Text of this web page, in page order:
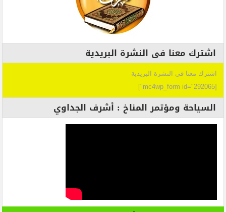
اشترك معنا فى النشرة البريدية
اشترك معنا فى النشرة البريدية
[mc4wp_form id="292065"]
السياحة ومؤتمر المناخ : أشرف الجداوي